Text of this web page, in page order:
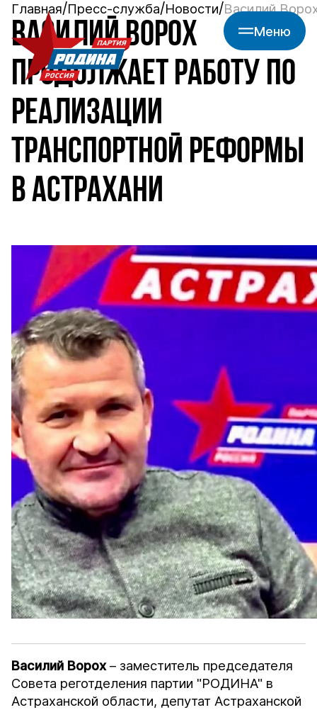
Меню
Главная Пресс-служба Новости Василий
ВАСИЛИЙ ВОРОХ
ПРОДОЛЖАЕТ РАБОТУ ПО
РЕАЛИЗАЦИИ
ТРАНСПОРТНОЙ РЕФОРМЫ
В АСТРАХАНИ
Василий Ворох– заместитель председателя
Совета реготделения партии "РОДИНА" в
Астраханской области, депутат Астраханской